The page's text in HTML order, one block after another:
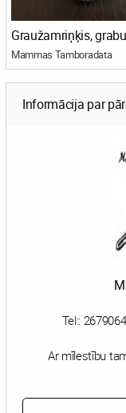
Mammas Tamboradata
Informācija par
Tel::
Ar mīlestību